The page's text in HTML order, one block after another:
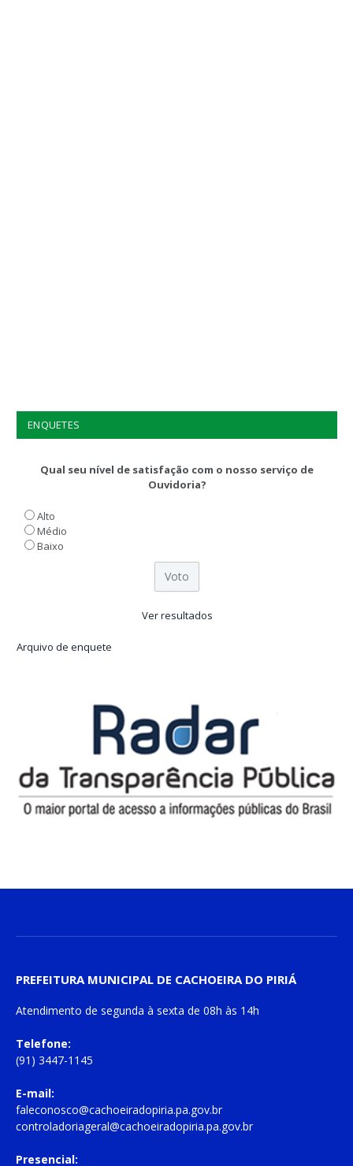
ENQUETES
Qual seu nível de satisfação com o nosso serviço de
Ouvidoria?
Alto
Médio
Baixo
Ver resultados
Arquivo de enquete
PREFEITURA MUNICIPAL DE CACHOEIRA DO PIRIÁ
Atendimento de segunda à sexta de 08h às 14h
Telefone:
(91) 3447-1145
E-mail:
faleconosco@cachoeiradopiria.pa.gov.br
controladoriageral@cachoeiradopiria.pa.gov.br
Presencial: